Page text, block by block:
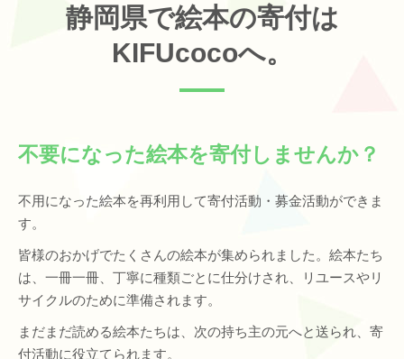
静岡県で絵本の寄付は
KIFUcocoへ。
不要になった絵本を寄付しませんか？
不用になった絵本を再利用して寄付活動・募金活動ができま
す。
皆様のおかげでたくさんの絵本が集められました。絵本たち
は、一冊一冊、丁寧に種類ごとに仕分けされ、リユースやリ
サイクルのために準備されます。
まだまだ読める絵本たちは、次の持ち主の元へと送られ、寄
付活動に役立てられます。